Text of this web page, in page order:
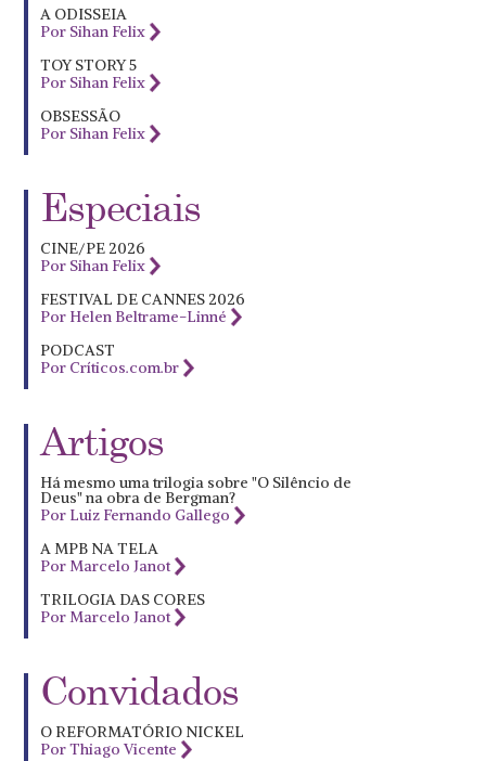
A ODISSEIA
Por Sihan Felix
TOY STORY 5
Por Sihan Felix
OBSESSÃO
Por Sihan Felix
Especiais
CINE/PE 2026
Por Sihan Felix
FESTIVAL DE CANNES 2026
Por Helen Beltrame-Linné
PODCAST
Por Críticos.com.br
Artigos
Há mesmo uma trilogia sobre "O Silêncio de
Deus" na obra de Bergman?
Por Luiz Fernando Gallego
A MPB NA TELA
Por Marcelo Janot
TRILOGIA DAS CORES
Por Marcelo Janot
Convidados
O REFORMATÓRIO NICKEL
Por Thiago Vicente